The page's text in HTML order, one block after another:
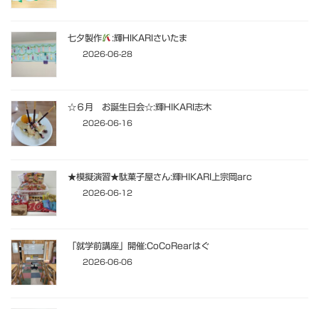
七夕製作 :輝HIKARIさいたま
2026-06-28
☆６月 お誕生日会☆:輝HIKARI志木
2026-06-16
★模擬演習★駄菓子屋さん:輝HIKARI上宗岡arc
2026-06-12
「就学前講座」開催:CoCoRearはぐ
2026-06-06